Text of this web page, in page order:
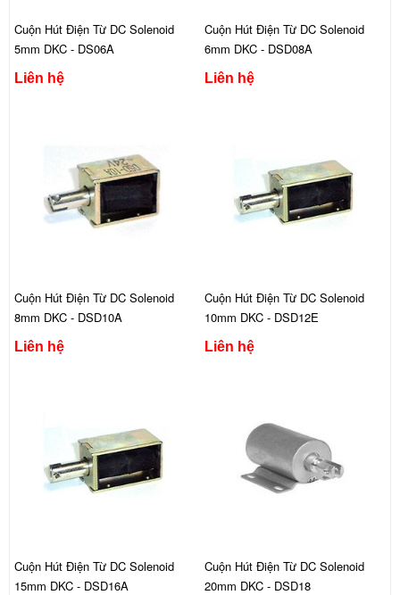
Cuộn Hút Điện Từ DC Solenoid
5mm DKC - DS06A
Liên hệ
Cuộn Hút Điện Từ DC Solenoid
6mm DKC - DSD08A
Liên hệ
Cuộn Hút Điện Từ DC Solenoid
8mm DKC - DSD10A
Liên hệ
Cuộn Hút Điện Từ DC Solenoid
10mm DKC - DSD12E
Liên hệ
Cuộn Hút Điện Từ DC Solenoid
15mm DKC - DSD16A
Cuộn Hút Điện Từ DC Solenoid
20mm DKC - DSD18